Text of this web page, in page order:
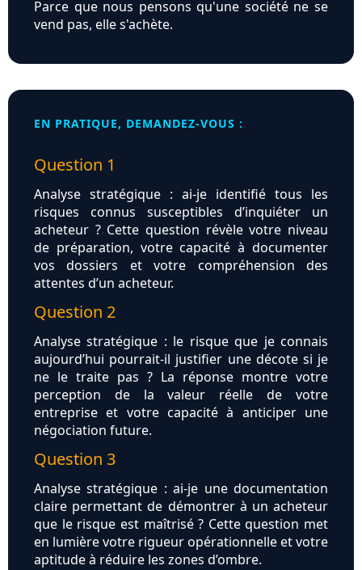
Parce que nous pensons qu'une société ne se
vend pas, elle s'achète.
EN PRATIQUE, DEMANDEZ-VOUS :
Question 1
Analyse stratégique : ai-je identifié tous les
risques connus susceptibles d’inquiéter un
acheteur ? Cette question révèle votre niveau
de préparation, votre capacité à documenter
vos dossiers et votre compréhension des
attentes d’un acheteur.
Question 2
Analyse stratégique : le risque que je connais
aujourd’hui pourrait-il justifier une décote si je
ne le traite pas ? La réponse montre votre
perception de la valeur réelle de votre
entreprise et votre capacité à anticiper une
négociation future.
Question 3
Analyse stratégique : ai-je une documentation
claire permettant de démontrer à un acheteur
que le risque est maîtrisé ? Cette question met
en lumière votre rigueur opérationnelle et votre
aptitude à réduire les zones d’ombre.